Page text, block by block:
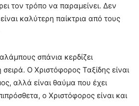
τον τρόπο να παραμείνει. Δεν
καλύτερη παίκτρια από τους
σπάνια κερδίζει
σειρά. Ο Χριστόφορος Ταξίδης είναι
αλλά είναι θαύμα που έχει
ο Χριστόφορος είναι και